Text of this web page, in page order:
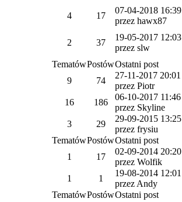
4 17
07-04-2018 16:39
przez hawx87
2 37
19-05-2017 12:03
przez slw
TematówPostówOstatni post
9 74
27-11-2017 20:01
przez Piotr
16 186
06-10-2017 11:46
przez Skyline
3 29
29-09-2015 13:25
przez frysiu
TematówPostówOstatni post
1 17
02-09-2014 20:20
przez Wolfik
1 1
19-08-2014 12:01
przez Andy
TematówPostówOstatni post